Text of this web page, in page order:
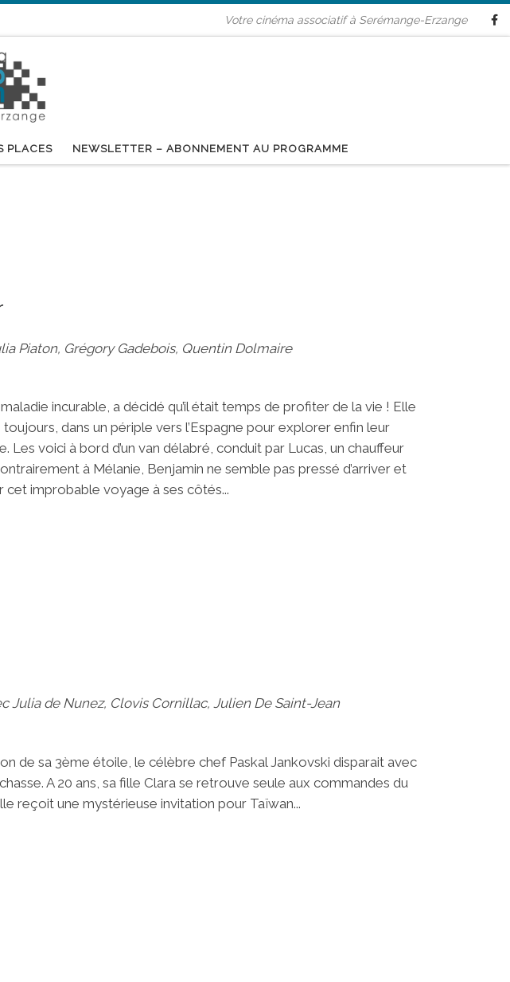
Votre cinéma associatif à Serémange-Erzange
PLACES NEWSLETTER – ABONNEMENT AU PROGRAMME
Piaton, Grégory Gadebois, Quentin Dolmaire
incurable, a décidé qu’il était temps de profiter de la vie ! Elle
dans un périple vers l’Espagne pour explorer enfin leur
Les voici à bord d’un van délabré, conduit par Lucas, un chauffeur
à Mélanie, Benjamin ne semble pas pressé d’arriver et
cet improbable voyage à ses côtés...
Julia de Nunez, Clovis Cornillac, Julien De Saint-Jean
de sa 3ème étoile, le célèbre chef Paskal Jankovski disparait avec
A 20 ans, sa fille Clara se retrouve seule aux commandes du
reçoit une mystérieuse invitation pour Taïwan...